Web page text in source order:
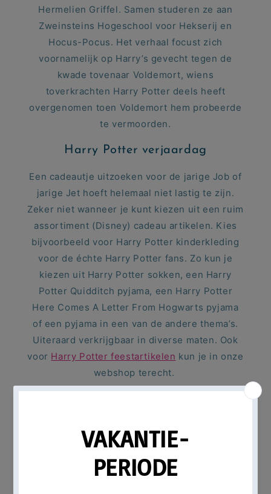
Hermelien Griffel. Samen studeren ze aan
Zweinsteins Hogeschool voor Hekserij en
Hocus-Pocus. Het verhaal focust zich
voornamelijk op Harry’s gevecht tegen de
kwade tovenaar Voldemort, wiens
toverkrachten Harry Potter deels heeft
overgenomen toen Voldemort hem probeerde
te vermoorden.
Harry Potter verjaardag
Een cadeautje uitzoeken voor de jarige Job of
jarige Jet hoeft helemaal niet lastig te zijn.
Zeker niet wanneer je kunt kiezen uit een ruim
assortiment (Disney) cadeau artikelen. Kies
bijvoorbeeld voor Harry Potter kinderkleding
voor de échte Harry Potter fans. Zo kun je
kiezen uit Harry Potter sokken, een Harry
Potter Quidditch pyjama, een Harry Potter
Here Comes A Letter From Hogwarts pyjama
of een pyjama in een van de andere thema’s.
Uiteraard verkrijgbaar in diverse maten. Ook
voor Harry Potter feestartikelen kun je in onze
webshop terecht.
44 Cats kleding Baby Shark kleding
Bing kleding Bluey kleding